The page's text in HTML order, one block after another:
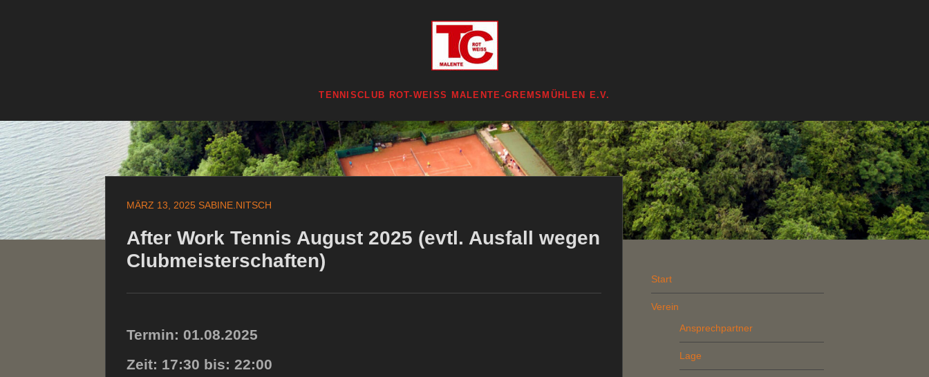
TENNISCLUB ROT-WEISS MALENTE-GREMSMÜHLEN E.V.
Zum
Inhalt
springen
MÄRZ 13, 2025 SABINE.NITSCH
After Work Tennis August 2025 (evtl. Ausfall wegen
Clubmeisterschaften)
Termin: 01.08.2025
Zeit: 17:30 bis: 22:00
Start
Verein
Ansprechpartner
Lage